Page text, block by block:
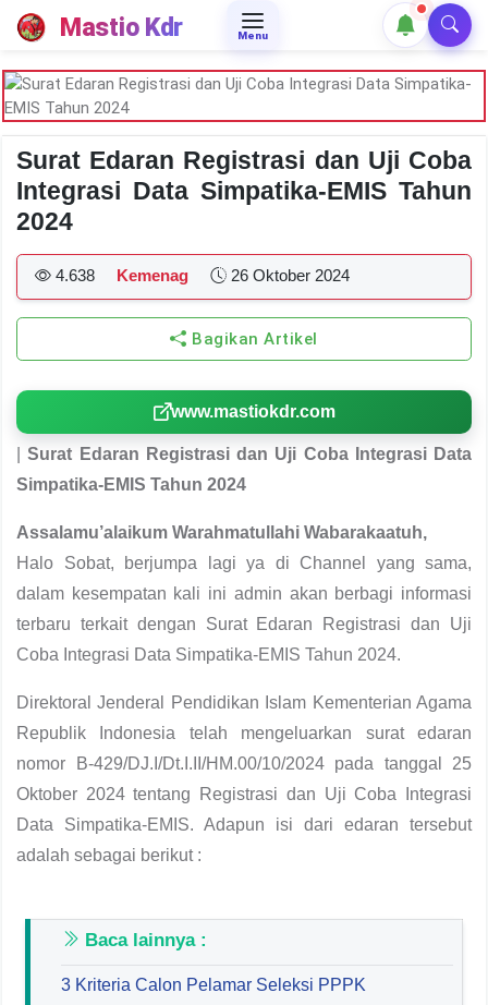
Mastio Kdr Menu
Surat Edaran Registrasi dan Uji Coba
Integrasi Data Simpatika-EMIS Tahun
2024
4.638 Kemenag 26 Oktober 2024
Bagikan Artikel
www.mastiokdr.com
|Surat Edaran Registrasi dan Uji Coba Integrasi Data
Simpatika-EMIS Tahun 2024
Assalamu’alaikum Warahmatullahi Wabarakaatuh,
Halo Sobat, berjumpa lagi ya di Channel yang sama,
dalam kesempatan kali ini admin akan berbagi informasi
terbaru terkait dengan Surat Edaran Registrasi dan Uji
Coba Integrasi Data Simpatika-EMIS Tahun 2024.
Direktoral Jenderal Pendidikan Islam Kementerian Agama
Republik Indonesia telah mengeluarkan surat edaran
nomor B-429/DJ.I/Dt.I.II/HM.00/10/2024 pada tanggal 25
Oktober 2024 tentang Registrasi dan Uji Coba Integrasi
Data Simpatika-EMIS. Adapun isi dari edaran tersebut
adalah sebagai berikut :
Baca lainnya :
3 Kriteria Calon Pelamar Seleksi PPPK